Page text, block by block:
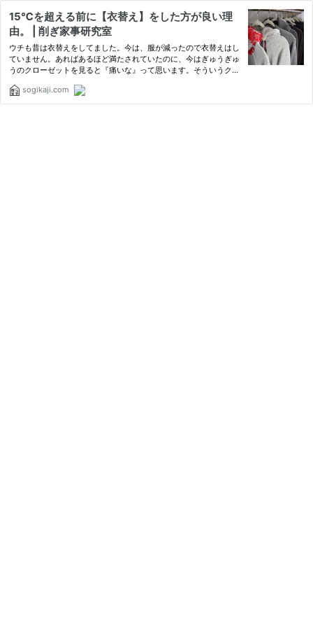
15℃を超える前に【衣替え】をした方が良い理
由。 | 削ぎ家事研究室
ウチも昔は衣替えをしてました。今は、服が減ったので衣替えはし
ていません。あればあるほど満たされていたのに、今はぎゅうぎゅ
うのクローゼットを見ると『痛いな』って思います。そういうクロ
sogikaji.com